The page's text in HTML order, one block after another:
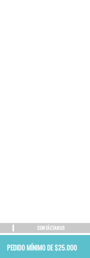
CONTÁCTANOS
PEDIDO MÍNIMO DE $25.000